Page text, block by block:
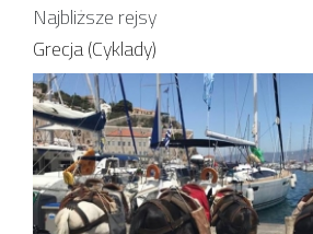
Najbliższe rejsy
Grecja (Cyklady)